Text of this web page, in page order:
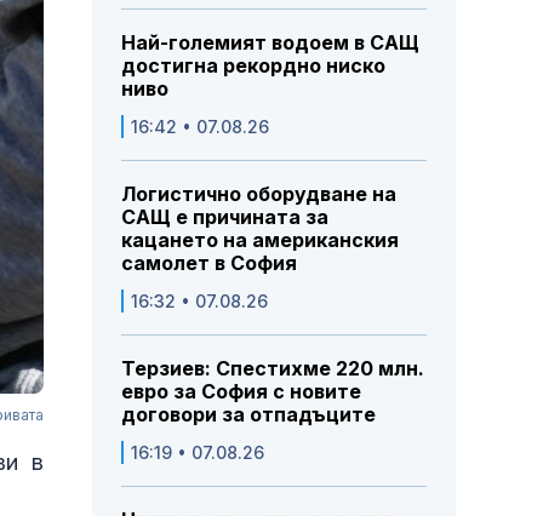
в
Най-големият водоем в САЩ
достигна рекордно ниско
ниво
16:42 • 07.08.26
Логистично оборудване на
САЩ е причината за
кацането на американския
самолет в София
16:32 • 07.08.26
Терзиев: Спестихме 220 млн.
евро за София с новите
договори за отпадъците
16:19 • 07.08.26